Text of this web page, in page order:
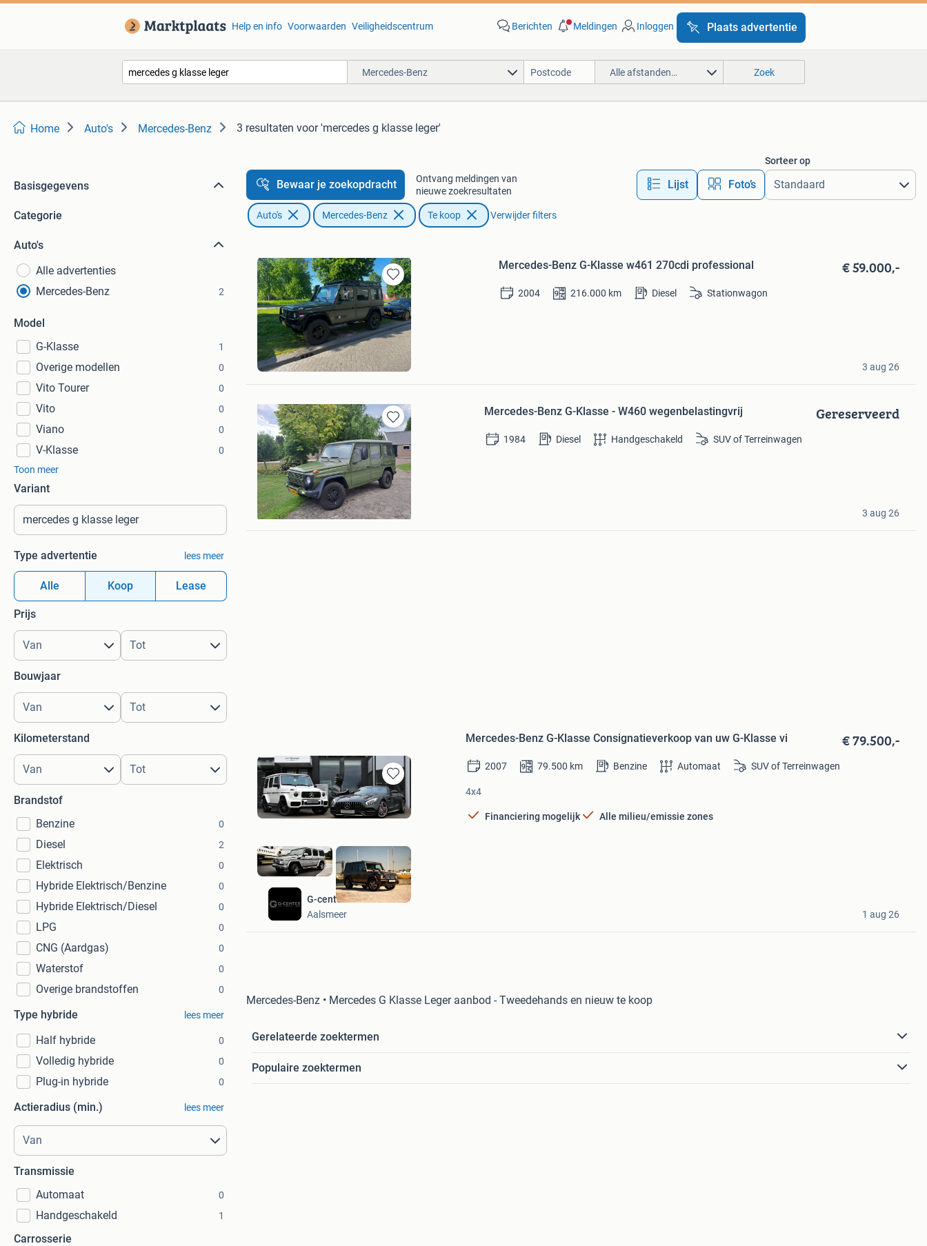
Help en info Voorwaarden Veiligheidscentrum Berichten Meldingen Inloggen Plaats advertentie
Mercedes-Benz Alle afstanden… Zoek
Home Auto's Mercedes-Benz 3 resultaten voor 'mercedes g klasse leger'
Basisgegevens
Categorie
Auto's
Alle advertenties
Mercedes-Benz
2
Model
G-Klasse
1
Overige modellen 0
Vito Tourer 0
Vito 0
Viano 0
V-Klasse
0
Toon meer
Variant
Type advertentie lees meer
Alle Koop Lease
Prijs
Bouwjaar
Kilometerstand
Brandstof
Benzine
0
Diesel 2
Elektrisch 0
Hybride Elektrisch/Benzine 0
Hybride Elektrisch/Diesel 0
LPG 0
CNG (Aardgas) 0
Waterstof 0
Overige brandstoffen 0
Type hybride lees meer
Half hybride 0
Volledig hybride 0
Plug-in hybride 0
Actieradius (min.) lees meer
Transmissie
Automaat
0
Handgeschakeld 1
Carrosserie
Bewaar je zoekopdracht
Ontvang meldingen van
nieuwe zoekresultaten
Lijst Foto’s
Sorteer op
Auto's Mercedes-Benz Te koop Verwijder filters
Bewaren
in
Mijn
Favorieten
Mercedes-Benz G-Klasse w461 270cdi professional € 59.000,-
2004 216.000 km Diesel Stationwagon
Robin
Almere
3 aug 26
Bewaren
in
Mijn
Favorieten
Mercedes-Benz G-Klasse - W460 wegenbelastingvrij Gereserveerd
1984 Diesel Handgeschakeld SUV of Terreinwagen
Arie
Stolwijk
3 aug 26
Bewaren
in
Mijn
Mercedes-Benz G-Klasse Consignatieverkoop van uw G-Klasse vi € 79.500,-
2007 79.500 km Benzine Automaat SUV of Terreinwagen
4x4
Financiering mogelijk Alle milieu/emissie zones
G-center B.V.
Aalsmeer
1 aug 26
Mercedes-Benz • Mercedes G Klasse Leger aanbod - Tweedehands en nieuw te koop
Gerelateerde zoektermen
Populaire zoektermen